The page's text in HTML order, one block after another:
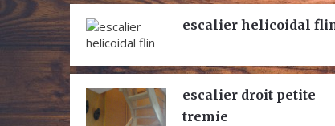
escalier helicoidal
escalier droit petite
tremie